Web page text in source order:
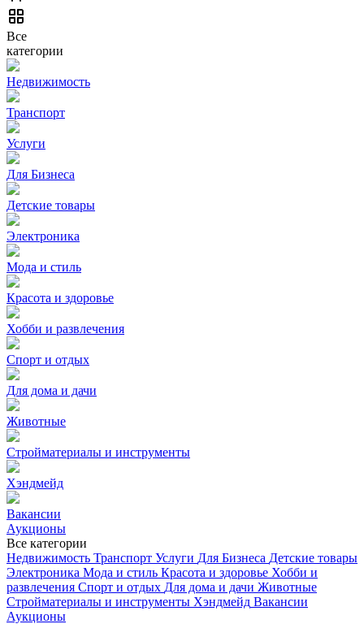
Все
категории
Недвижимость
Транспорт
Услуги
Для Бизнеса
Детские товары
Электроника
Мода и стиль
Красота и здоровье
Хобби и развлечения
Спорт и отдых
Для дома и дачи
Животные
Стройматериалы и инструменты
Хэндмейд
Вакансии
Аукционы
Все категории
Недвижимость Транспорт Услуги Для Бизнеса Детские товары
Электроника Мода и стиль Красота и здоровье Хобби и
развлечения Спорт и отдых Для дома и дачи Животные
Стройматериалы и инструменты Хэндмейд Вакансии
Аукционы